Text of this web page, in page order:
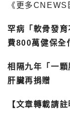
《更多CNEWS
罕病「軟骨發
費800萬健保全
相隔九年「一
肝臟再捐贈
【文章轉載請註